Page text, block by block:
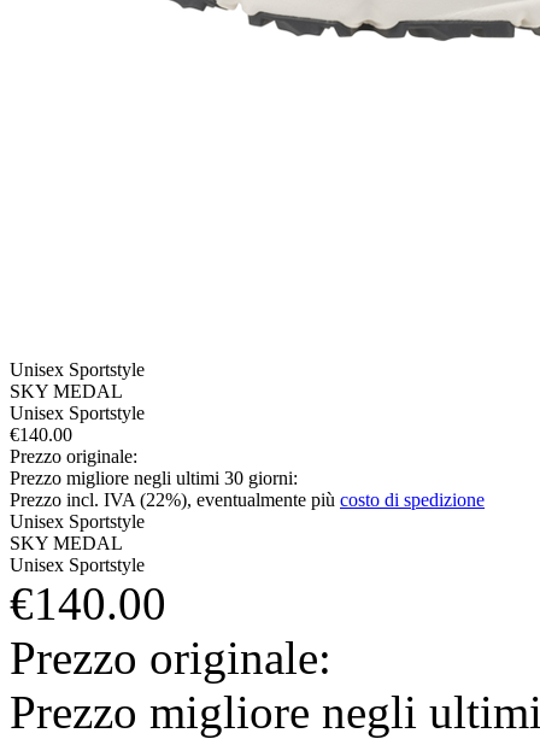
Unisex Sportstyle
SKY MEDAL
Unisex Sportstyle
€140.00
Prezzo originale:
Prezzo migliore negli ultimi 30 giorni:
Prezzo incl. IVA (22%), eventualmente più costo di spedizione
Unisex Sportstyle
SKY MEDAL
Unisex Sportstyle
€140.00
Prezzo originale:
Prezzo migliore negli